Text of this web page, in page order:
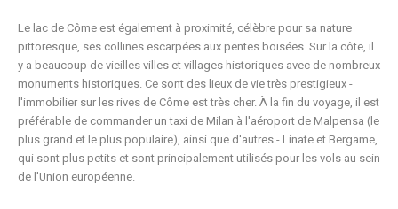
Le lac de Côme est également à proximité, célèbre pour sa nature
pittoresque, ses collines escarpées aux pentes boisées. Sur la côte, il
y a beaucoup de vieilles villes et villages historiques avec de nombreux
monuments historiques. Ce sont des lieux de vie très prestigieux -
l'immobilier sur les rives de Côme est très cher. À la fin du voyage, il est
préférable de commander un taxi de Milan à l'aéroport de Malpensa (le
plus grand et le plus populaire), ainsi que d'autres - Linate et Bergame,
qui sont plus petits et sont principalement utilisés pour les vols au sein
de l'Union européenne.